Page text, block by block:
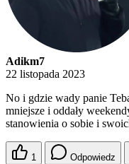
Adikm7
22 listopada 2023
No i gdzie wady panie
mniejsze i oddały
stanowienia o sobie i
1 Odpowiedz